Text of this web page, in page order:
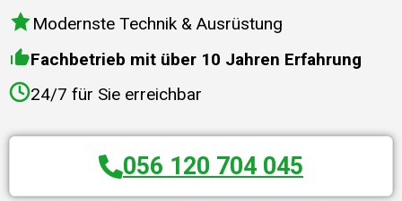
Modernste Technik & Ausrüstung
Fachbetrieb mit über 10 Jahren Erfahrung
24/7 für Sie erreichbar
056 120 704 045